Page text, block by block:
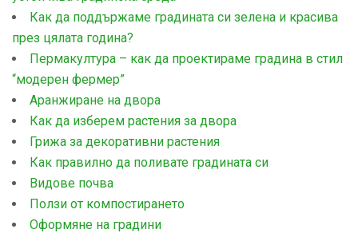
Как да поддържаме градината си зелена и красива
през цялата година?
Пермакултура – как да проектираме градина в стил
“модерен фермер”
Aранжиране на двора
Как да изберем растения за двора
Грижа за декоративни растения
Как правилно да поливате градината си
Видове почва
Ползи от компостирането
Оформяне на градини